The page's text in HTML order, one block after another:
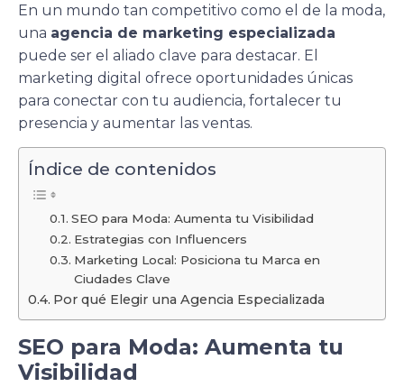
En un mundo tan competitivo como el de la moda,
una agencia de marketing especializada
puede ser el aliado clave para destacar. El
marketing digital ofrece oportunidades únicas
para conectar con tu audiencia, fortalecer tu
presencia y aumentar las ventas.
Índice de contenidos
SEO para Moda: Aumenta tu Visibilidad
Estrategias con Influencers
Marketing Local: Posiciona tu Marca en
Ciudades Clave
Por qué Elegir una Agencia Especializada
SEO para Moda: Aumenta tu
Visibilidad